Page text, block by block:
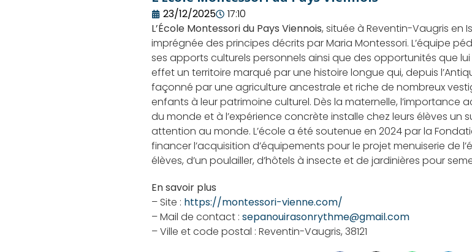
23/12/2025
17:10
L’École Montessori du Pays Viennois, située à Reventin-Vaugris
imprégnée des principes décrits par Maria Montessori. L’équipe
ses apports culturels personnels ainsi que des opportunités que
effet un territoire marqué par une histoire longue qui, depuis
façonné par une agriculture ancestrale et riche de nombreux
enfants à leur patrimoine culturel. Dès la maternelle, l’importance
du monde et à l’expérience concrète installe chez leurs élèves un
attention au monde. L’école a été soutenue en 2024 par la
financer l’acquisition d’équipements pour le projet menuiserie de
élèves, d’un poulailler, d’hôtels à insecte et de jardinières pour
En savoir plus
– Site : https://montessori-vienne.com/
– Mail de contact : sepanouirasonrythme@gmail.com
– Ville et code postal : Reventin-Vaugris, 38121